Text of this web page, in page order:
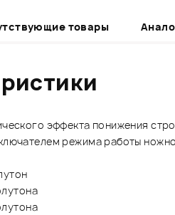
товары
эффекта понижения
режима работы